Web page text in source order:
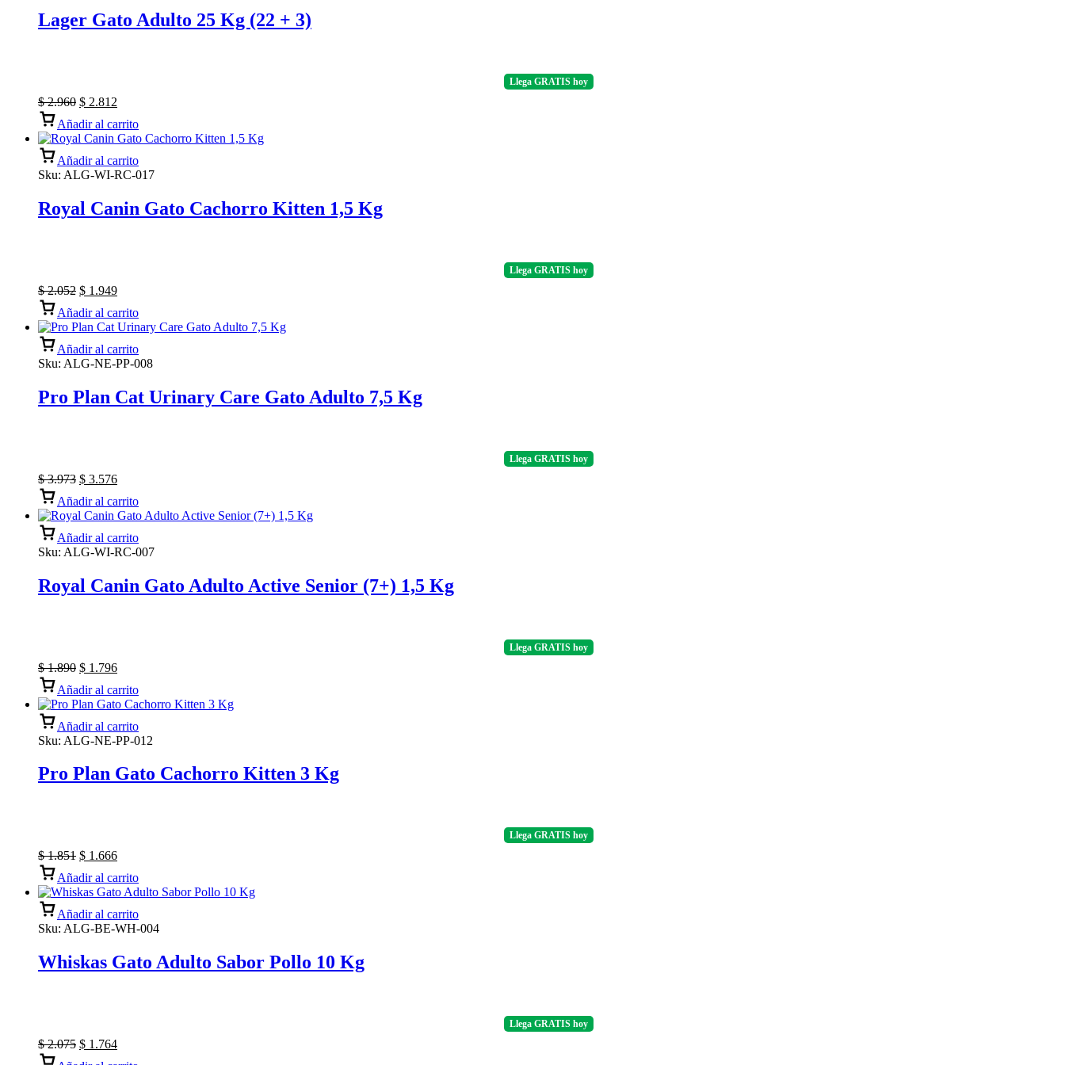
Lager Gato Adulto 25 Kg (22 + 3)
Llega GRATIS hoy
$2.960 $ 2.812
Añadir al carrito
Añadir al carrito
Sku: ALG-WI-RC-017
Royal Canin Gato Cachorro Kitten 1,5 Kg
Llega GRATIS hoy
$2.052 $ 1.949
Añadir al carrito
Añadir al carrito
Sku: ALG-NE-PP-008
Pro Plan Cat Urinary Care Gato Adulto 7,5 Kg
Llega GRATIS hoy
$3.973 $ 3.576
Añadir al carrito
Añadir al carrito
Sku: ALG-WI-RC-007
Royal Canin Gato Adulto Active Senior (7+) 1,5 Kg
Llega GRATIS hoy
$1.890 $ 1.796
Añadir al carrito
Añadir al carrito
Sku: ALG-NE-PP-012
Pro Plan Gato Cachorro Kitten 3 Kg
Llega GRATIS hoy
$1.851 $ 1.666
Añadir al carrito
Añadir al carrito
Sku: ALG-BE-WH-004
Whiskas Gato Adulto Sabor Pollo 10 Kg
Llega GRATIS hoy
$2.075 $ 1.764